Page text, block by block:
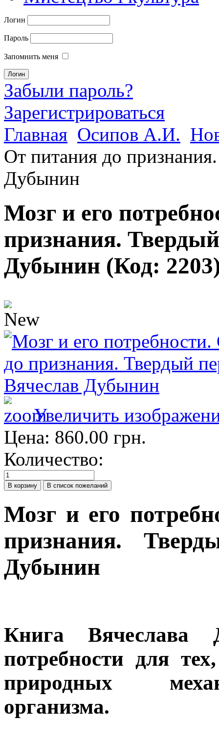
Логин
Пароль
Запомнить меня
Забыли пароль?
Зарегистрироваться
Главная Осипов А.И.
От питания до
Дубынин
Мозг и его
признания.
Дубынин (Код: 2203
Увеличить
Цена: 860.00 грн.
Количество:
Мозг и его
признания.
Дубынин
Книга
потребности для
природных
организма.